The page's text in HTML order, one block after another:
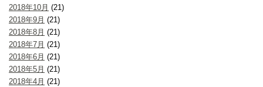
2018年10月 (21)
2018年9月 (21)
2018年8月 (21)
2018年7月 (21)
2018年6月 (21)
2018年5月 (21)
2018年4月 (21)